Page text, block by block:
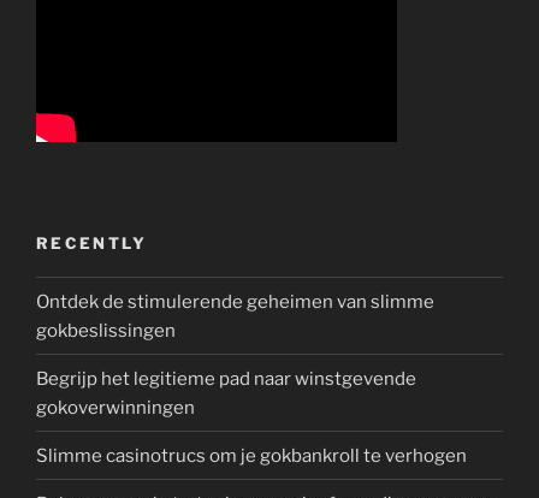
RECENTLY
Ontdek de stimulerende geheimen van slimme
gokbeslissingen
Begrijp het legitieme pad naar winstgevende
gokoverwinningen
Slimme casinotrucs om je gokbankroll te verhogen